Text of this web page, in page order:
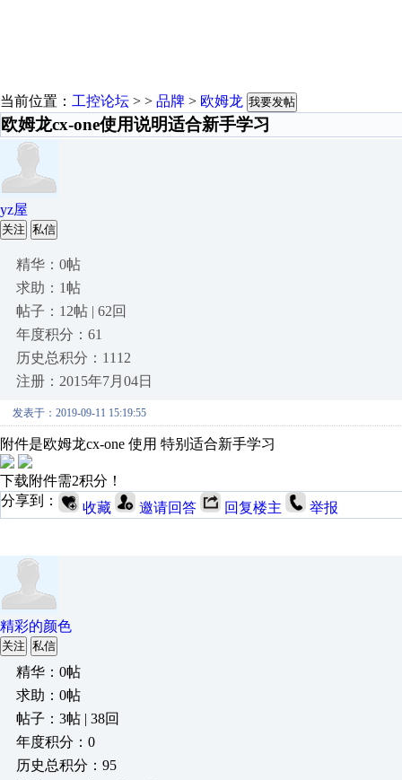
当前位置： 工控论坛 > > 品牌 > 欧姆龙 我要发帖
欧姆龙cx-one使用说明适合新手学习
yz屋
关注 私信
精华：0帖
求助：1帖
帖子：12帖 | 62回
年度积分：61
历史总积分：1112
注册：2015年7月04日
发表于：2019-09-11 15:19:55
附件是欧姆龙cx-one 使用 特别适合新手学习
下载附件需2积分！
分享到：
收藏 邀请回答 回复楼主 举报
精彩的颜色
关注 私信
精华：0帖
求助：0帖
帖子：3帖 | 38回
年度积分：0
历史总积分：95